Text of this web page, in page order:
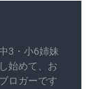
3・小6姉妹
始めて、お
ロガーです